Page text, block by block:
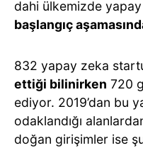
dahi ülkemizde
başlangıç
832 yapay zeka
ettiği bilinirken 720
ediyor. 2019’dan bu
odaklandığı
doğan girişimler ise